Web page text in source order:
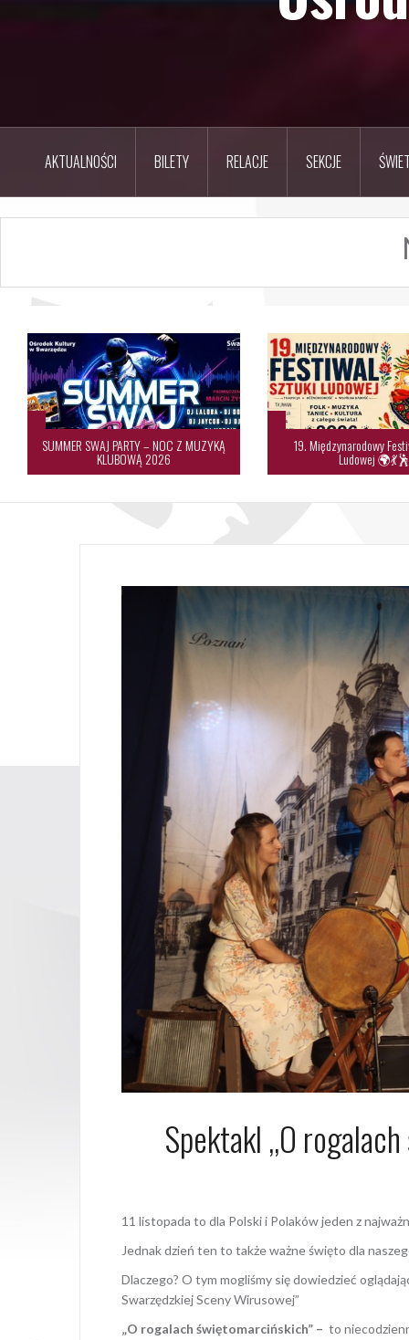
AKTUALNOŚCI BILETY RELACJE SEKCJE
SUMMER SWAJ PARTY – NOC Z MUZYKĄ
KLUBOWĄ 2026
19. Międzynarodowy
Ludowej 🌍💃🕺
Spektakl ,,O
11 listopada to dla Polski i Polaków jeden z
Jednak dzień ten to także ważne święto dla
Dlaczego? O tym mogliśmy się dowiedzieć
Swarzędzkiej Sceny Wirusowej”
„O rogalach świętomarcińskich” – to